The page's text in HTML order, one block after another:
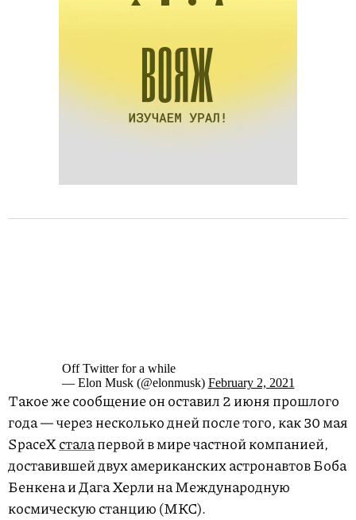
Off Twitter for a while
— Elon Musk (@elonmusk) February 2, 2021
Такое же сообщение он оставил 2 июня прошлого
года — через несколько дней после того, как 30 мая
SpaceXсталапервой в мире частной компанией,
доставившей двух американских астронавтов Боба
Бенкена и Дага Херли на Международную
космическую станцию (МКС).